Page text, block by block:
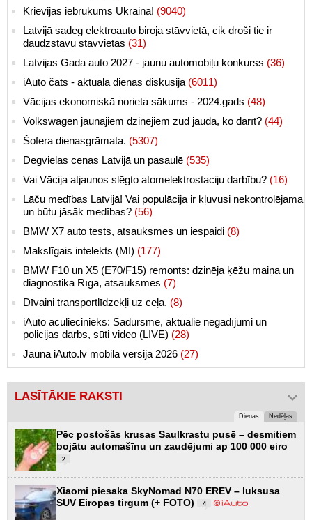
Krievijas iebrukums Ukrainā! (9040)
Latvijā sadeg elektroauto biroja stāvvietā, cik droši tie ir
daudzstāvu stāvvietās (31)
Latvijas Gada auto 2027 - jaunu automobiļu konkurss (36)
iAuto čats - aktuālā dienas diskusija (6011)
Vācijas ekonomiskā norieta sākums - 2024.gads (48)
Volkswagen jaunajiem dzinējiem zūd jauda, ko darīt? (44)
Šofera dienasgrāmata. (5307)
Degvielas cenas Latvijā un pasaulē (535)
Vai Vācija atjaunos slēgto atomelektrostaciju darbību? (16)
Lāču medības Latvijā! Vai populācija ir kļuvusi nekontrolējama
un būtu jāsāk medības? (56)
BMW X7 auto tests, atsauksmes un iespaidi (8)
Makslīgais intelekts (MI) (177)
BMW F10 un X5 (E70/F15) remonts: dzinēja ķēžu maiņa un
diagnostika Rīgā, atsauksmes (7)
Dīvaini transportlīdzekļi uz ceļa. (8)
iAuto aculiecinieks: Sadursme, aktuālie negadījumi un
policijas darbs, sūti video (LIVE) (28)
Jaunā iAuto.lv mobilā versija 2026 (27)
LASĪTĀKIE RAKSTI
Dienas Nedēļas
Pēc postošās krusas Saulkrastu pusē – desmitiem
bojātu automašīnu un zaudējumi ap 100 000 eiro
2
Xiaomi piesaka SkyNomad N70 EREV – luksusa
SUV Eiropas tirgum (+ FOTO)
4